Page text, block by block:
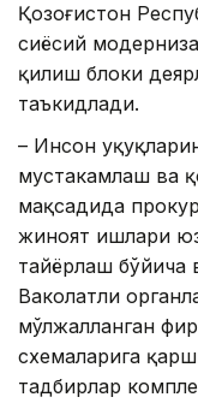
Қозоғистон
сиёсий
қилиш блоки
таъкидлади.
– Инсон
мустаҳкамлаш ва
мақсадида
жиноят ишлари
тайёрлаш бўйича
Ваколатли
мўлжалланган
схемаларига
тадбирлар